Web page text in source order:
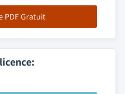
PDF Gratuit